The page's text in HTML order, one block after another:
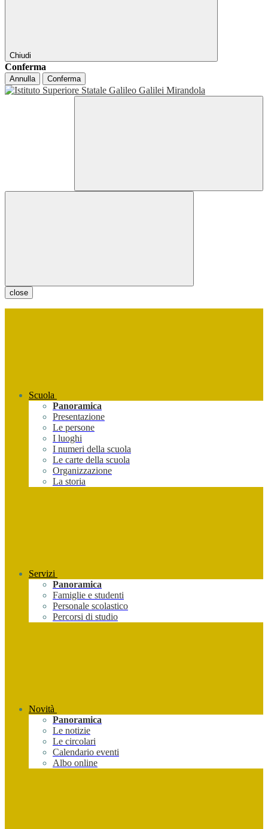
Chiudi
Conferma
Annulla Conferma
close
Scuola
Panoramica
Presentazione
Le persone
I luoghi
I numeri della scuola
Le carte della scuola
Organizzazione
La storia
Servizi
Panoramica
Famiglie e studenti
Personale scolastico
Percorsi di studio
Novità
Panoramica
Le notizie
Le circolari
Calendario eventi
Albo online